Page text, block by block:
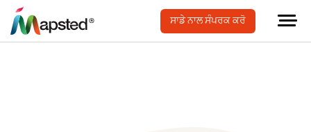
ਸਾਡੇ ਨਾਲ ਸੰਪਰਕ ਕਰੋ